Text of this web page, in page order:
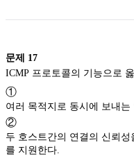
문제 17
①
여러 목적지로 동시에 보내는
②
두 호스트간의 연결의 신뢰
를 지원한다.